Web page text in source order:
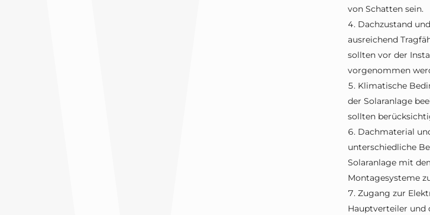
von Schatten sein.
Dachzustand
ausreichend
sollten vor der
vorgenommen
Klimatische
der Solaranlage
sollten
Dachmaterial
unterschiedliche
Solaranlage mit
Montagesysteme
Zugang zur
Hauptverteiler und